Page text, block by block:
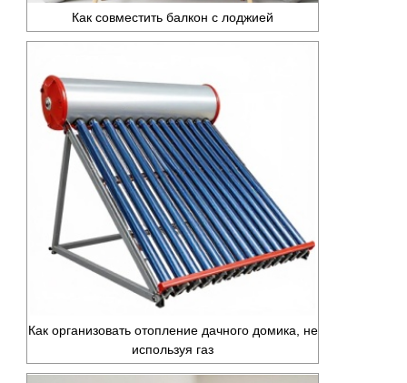
Как совместить балкон с лоджией
Как организовать отопление дачного домика, не
используя газ